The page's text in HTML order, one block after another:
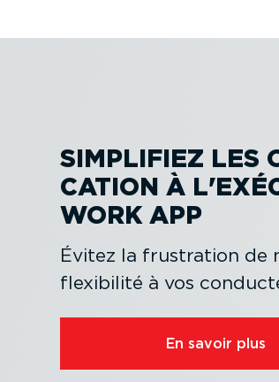
SIMPLIFIEZ LES
CATION À
WORK APP
Évitez la frustration de
flexibilité à vos
En savoir plus